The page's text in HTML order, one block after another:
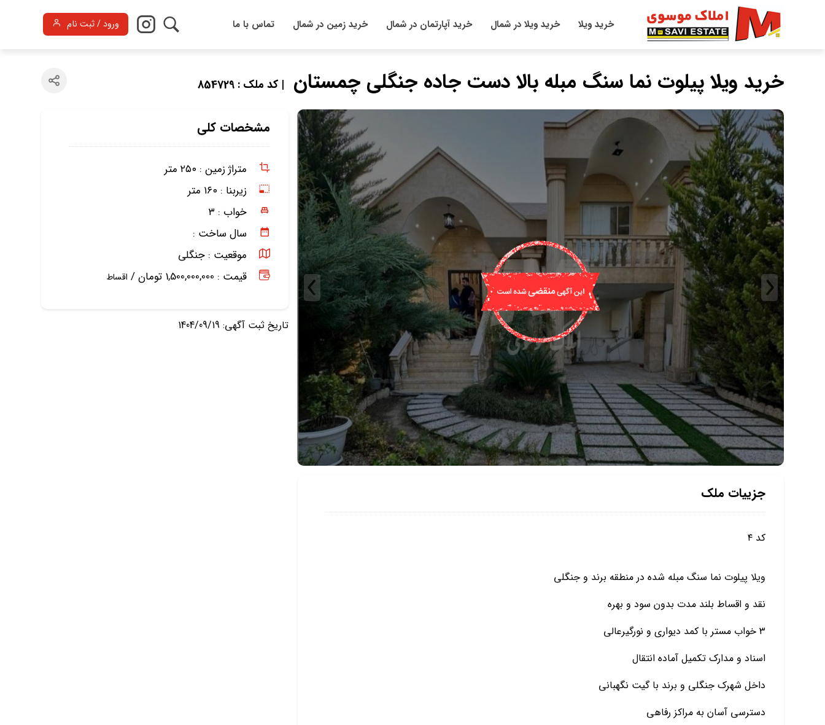
خرید ویلا خرید ویلا در شمال خرید آپارتمان در شمال خرید زمین در شمال تماس با ما ورود / ثبت نام
خرید ویلا پیلوت نما سنگ مبله بالا دست جاده جنگلی چمستان | کد ملک : 854729
مشخصات کلی
متراژ زمین : ۲۵۰ متر
زیربنا : ۱۶۰ متر
خواب : ۳
سال ساخت :
موقعیت : جنگلی
قیمت : 1,500,000,000 تومان /
اقساط
تاریخ ثبت آگهی: 1404/09/19
جزییات ملک
کد ۴
ویلا پیلوت نما سنگ مبله شده در منطقه برند و جنگلی
نقد و اقساط بلند مدت بدون سود و بهره
۳ خواب مستر با کمد دیواری و نورگیرعالی
اسناد و مدارک تکمیل آماده انتقال
داخل شهرک جنگلی و برند با گیت نگهبانی
دسترسی آسان به مراکز رفاهی